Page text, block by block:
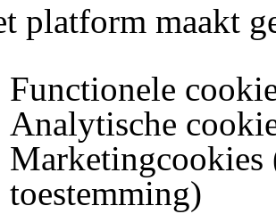
platform maakt
Functionele
Analytische
Marketingcookies
toestemming)